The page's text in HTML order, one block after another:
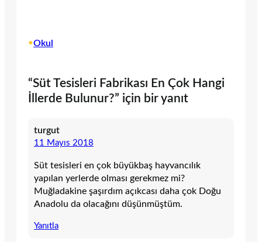
•Okul
“Süt Tesisleri Fabrikası En Çok Hangi
İllerde Bulunur?” için bir yanıt
turgut
11 Mayıs 2018
Süt tesisleri en çok büyükbaş hayvancılık
yapılan yerlerde olması gerekmez mi?
Muğladakine şaşırdım açıkcası daha çok Doğu
Anadolu da olacağını düşünmüştüm.
Yanıtla